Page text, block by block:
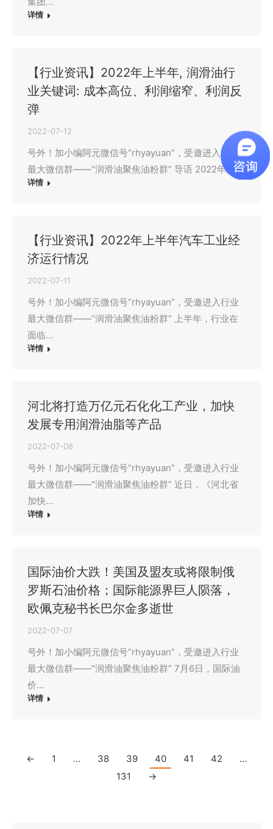
详情
【行业资讯】2022年上半年, 润滑油行
业关键词: 成本高位、利润缩窄、利润反
弹
2022-07-12
号外！加小编阿元微信号“rhyayuan”，受邀进入行业
最大微信群——“润滑油聚焦油粉群” 导语 2022年上…
详情
【行业资讯】2022年上半年汽车工业经
济运行情况
2022-07-11
号外！加小编阿元微信号“rhyayuan”，受邀进入行业
最大微信群——“润滑油聚焦油粉群” 上半年，行业在
面临…
详情
河北将打造万亿元石化化工产业，加快
发展专用润滑油脂等产品
2022-07-08
号外！加小编阿元微信号“rhyayuan”，受邀进入行业
最大微信群——“润滑油聚焦油粉群” 近日，《河北省
加快…
详情
国际油价大跌！美国及盟友或将限制俄
罗斯石油价格；国际能源界巨人陨落，
欧佩克秘书长巴尔金多逝世
2022-07-07
号外！加小编阿元微信号“rhyayuan”，受邀进入行业
最大微信群——“润滑油聚焦油粉群” 7月6日，国际油
价…
详情
← 1 … 38 39 40 41 42
…
131
→